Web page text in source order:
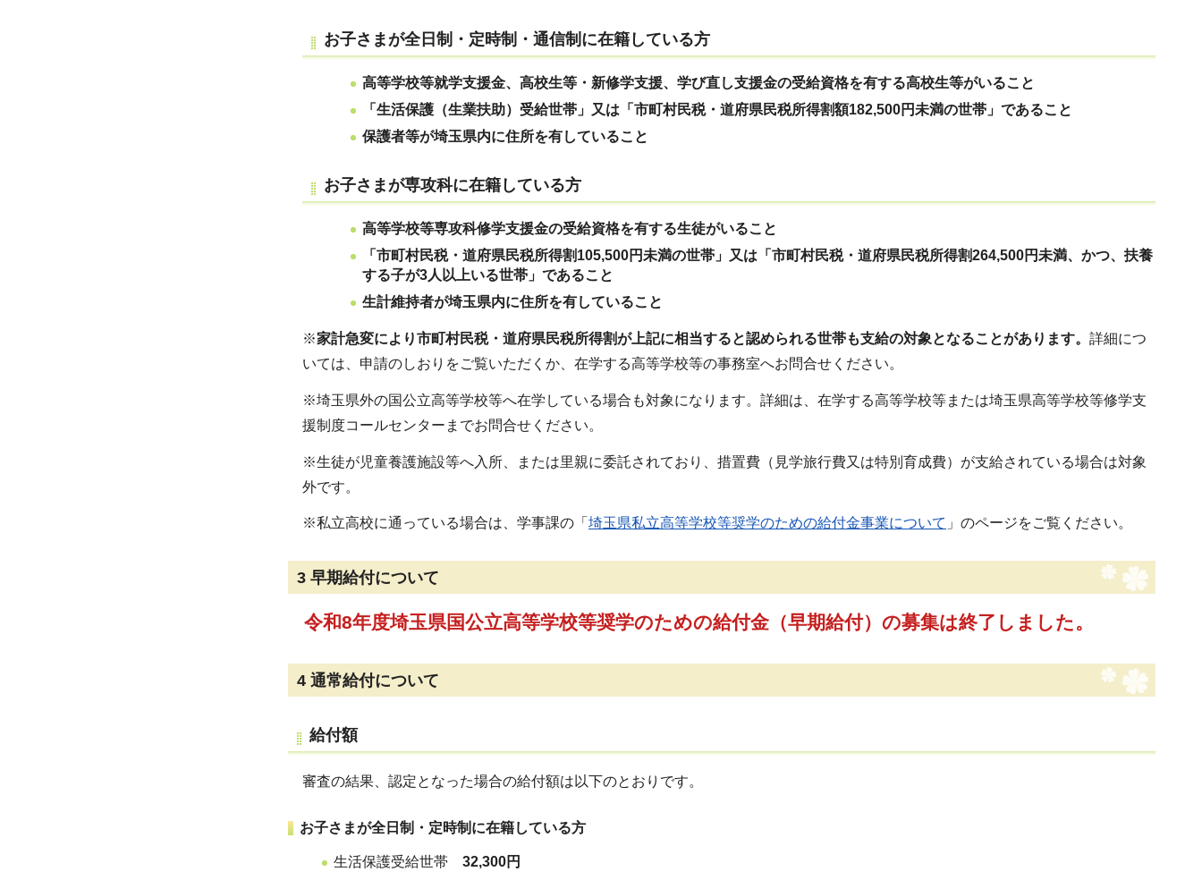
お子さまが全日制・定時制・通信制に在籍している方
高等学校等就学支援金、高校生等・新修学支援、学び直し支援金の受給資格を有する高校生等がいること
「生活保護（生業扶助）受給世帯」又は「市町村民税・道府県民税所得割額182,500円未満の世帯」であること
保護者等が埼玉県内に住所を有していること
お子さまが専攻科に在籍している方
高等学校等専攻科修学支援金の受給資格を有する生徒がいること
「市町村民税・道府県民税所得割105,500円未満の世帯」又は「市町村民税・道府県民税所得割264,500円未満、かつ、扶養
する子が3人以上いる世帯」であること
生計維持者が埼玉県内に住所を有していること
※家計急変により市町村民税・道府県民税所得割が上記に相当すると認められる世帯も支給の対象となることがあります。 詳細につ
いては、申請のしおりをご覧いただくか、在学する高等学校等の事務室へお問合せください。
※埼玉県外の国公立高等学校等へ在学している場合も対象になります。詳細は、在学する高等学校等または埼玉県高等学校等修学支
援制度コールセンターまでお問合せください。
※生徒が児童養護施設等へ入所、または里親に委託されており、措置費（見学旅行費又は特別育成費）が支給されている場合は対象
外です。
※私立高校に通っている場合は、学事課の「 埼玉県私立高等学校等奨学のための給付金事業について 」のページをご覧ください。
3 早期給付について
令和8年度埼玉県国公立高等学校等奨学のための給付金（早期給付）の募集は終了しました。
4 通常給付について
給付額
審査の結果、認定となった場合の給付額は以下のとおりです。
お子さまが全日制・定時制に在籍している方
生活保護受給世帯32,300円